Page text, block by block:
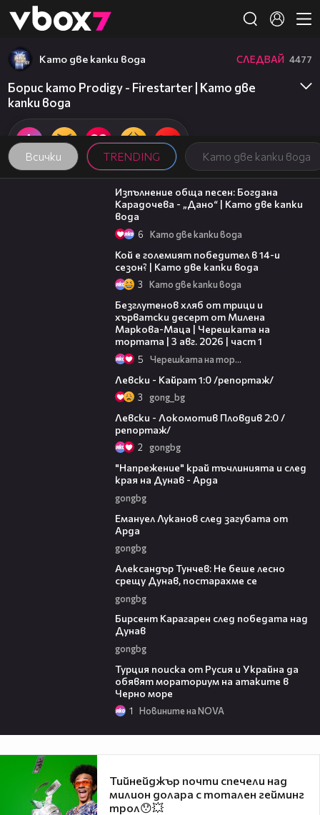
👾
Всички TRENDING Като две капки вода
Като две капки вода СЛЕДВАЙ 4477
Борис като Prodigy - Firestarter | Като две
капки вода
02:36
Изпълнение обща песен: Богдана
Карадочева - „Дано“ | Като две капки
вода
6 Като две капки вода
Кой е големият победител в 14-и
сезон? | Като две капки вода
3 Като две капки вода
Безглутенов хляб от трици и
хърватски десерт от Милена
Маркова-Маца | Черешката на
тортата | 3 авг. 2026 | част 1
5 Черешката на тортата
Левски - Кайрат 1:0 /репортаж/
3 gong_bg
Левски - Локомотив Пловдив 2:0 /
репортаж/
2 gongbg
"Напрежение" край тъчлинията и след
края на Дунав - Арда
gongbg
Емануел Луканов след загубата от
Арда
gongbg
Александър Тунчев: Не беше лесно
срещу Дунав, постарахме се
gongbg
Бирсент Карагарен след победата над
Дунав
gongbg
Турция поиска от Русия и Украйна да
обявят мораториум на атаките в
Черно море
1 Новините на NOVA
Тийнейджър почти спечели над
милион долара с тотален гейминг
трол😯💥